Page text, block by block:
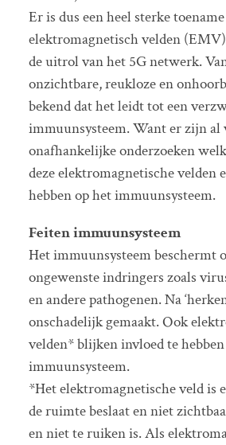
Er is dus een heel sterke
elektromagnetisch velden
de uitrol van het 5G netwerk.
onzichtbare, reukloze en
bekend dat het leidt tot een
immuunsysteem. Want er zijn al
onafhankelijke onderzoeken
deze elektromagnetische velden
hebben op het immuunsysteem.
Feiten immuunsysteem
Het immuunsysteem beschermt
ongewenste indringers zoals
en andere pathogenen. Na
onschadelijk gemaakt. Ook
velden* blijken invloed te
immuunsysteem.
*Het elektromagnetische veld is
de ruimte beslaat en niet
en niet te ruiken is. Als